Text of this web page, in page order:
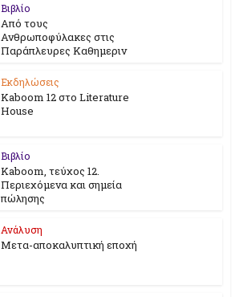
Βιβλίο
Από τους
Ανθρωποφύλακες στις
Παράπλευρες Καθημεριν
Εκδηλώσεις
Kaboom 12 στο Literature
House
Βιβλίο
Kaboom, τεύχος 12.
Περιεχόμενα και σημεία
πώλησης
Ανάλυση
Μετα-αποκαλυπτική εποχή